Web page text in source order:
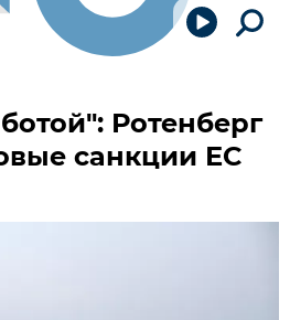
Ротенберг
санкции ЕС